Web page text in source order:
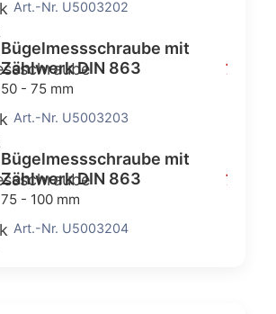
Art.-Nr. U5003202
Bügelmessschraube mit
Zählwerk DIN 863
50 - 75 mm
72,90
Art.-Nr. U5003203
Bügelmessschraube mit
Zählwerk DIN 863
75 - 100 mm
79,80
Art.-Nr. U5003204